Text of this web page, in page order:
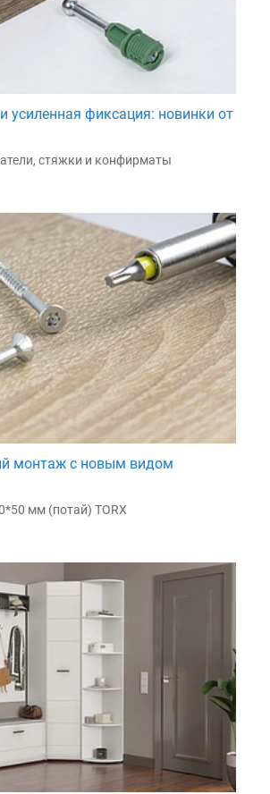
фиксация: новинки от
стяжки и конфирматы
монтаж с новым видом
мм (потай) TORX